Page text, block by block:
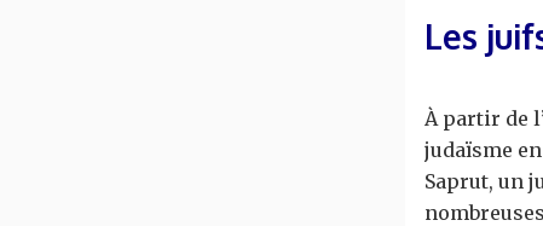
Les
À partir de
judaïsme
Saprut, un